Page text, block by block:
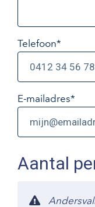
Telefoon*
E-mailadres*
Aantal